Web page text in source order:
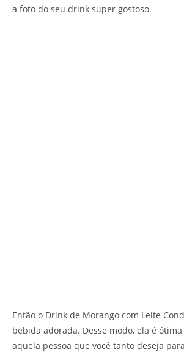
a foto do seu drink super gostoso.
Então o Drink de Morango com Leite
bebida adorada. Desse modo, ela é
aquela pessoa que você tanto deseja